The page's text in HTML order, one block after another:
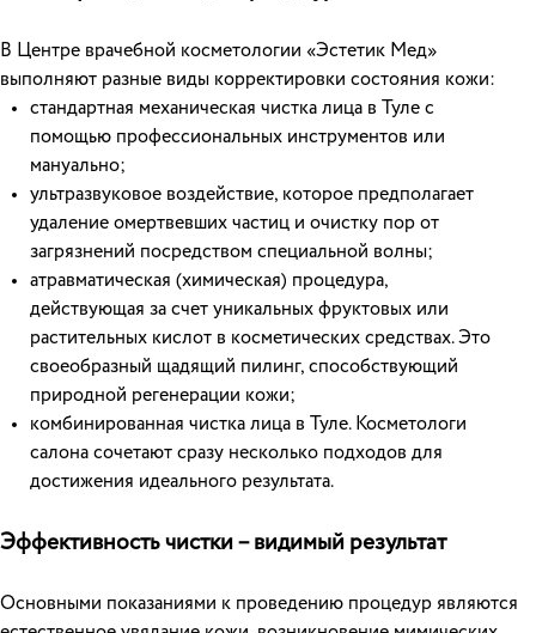
В Центре врачебной косметологии «Эстетик Мед»
выполняют разные виды корректировки состояния кожи:
стандартная механическая чистка лица в Туле с
помощью профессиональных инструментов или
мануально;
ультразвуковое воздействие, которое предполагает
удаление омертвевших частиц и очистку пор от
загрязнений посредством специальной волны;
атравматическая (химическая) процедура,
действующая за счет уникальных фруктовых или
растительных кислот в косметических средствах. Это
своеобразный щадящий пилинг, способствующий
природной регенерации кожи;
комбинированная чистка лица в Туле. Косметологи
салона сочетают сразу несколько подходов для
достижения идеального результата.
Эффективность чистки – видимый результат
Основными показаниями к проведению процедур являются